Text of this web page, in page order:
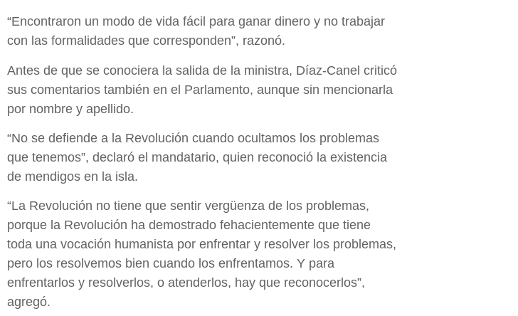
“Encontraron un modo de vida fácil para ganar dinero y no trabajar
con las formalidades que corresponden”, razonó.
Antes de que se conociera la salida de la ministra, Díaz-Canel criticó
sus comentarios también en el Parlamento, aunque sin mencionarla
por nombre y apellido.
“No se defiende a la Revolución cuando ocultamos los problemas
que tenemos”, declaró el mandatario, quien reconoció la existencia
de mendigos en la isla.
“La Revolución no tiene que sentir vergüenza de los problemas,
porque la Revolución ha demostrado fehacientemente que tiene
toda una vocación humanista por enfrentar y resolver los problemas,
pero los resolvemos bien cuando los enfrentamos. Y para
enfrentarlos y resolverlos, o atenderlos, hay que reconocerlos”,
agregó.